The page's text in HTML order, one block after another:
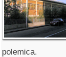
polemica.